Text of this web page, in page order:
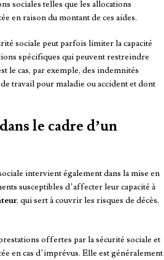
sociales telles que les allocations
en raison du montant de ces aides.
sociale peut parfois limiter la capacité
spécifiques qui peuvent restreindre
le cas, par exemple, des indemnités
travail pour maladie ou accident et dont
le cadre d’un
intervient également dans la mise en
susceptibles d’affecter leur capacité à
, qui sert à couvrir les risques de décès,
offertes par la sécurité sociale et
en cas d’imprévus. Elle est généralement